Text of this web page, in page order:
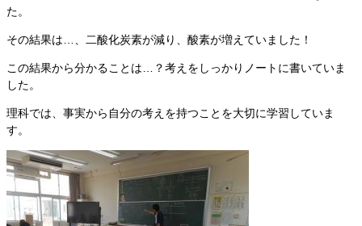
た。
その結果は…、二酸化炭素が減り、酸素が増えていました！
この結果から分かることは…？考えをしっかりノートに書いていま
した。
理科では、事実から自分の考えを持つことを大切に学習していま
す。